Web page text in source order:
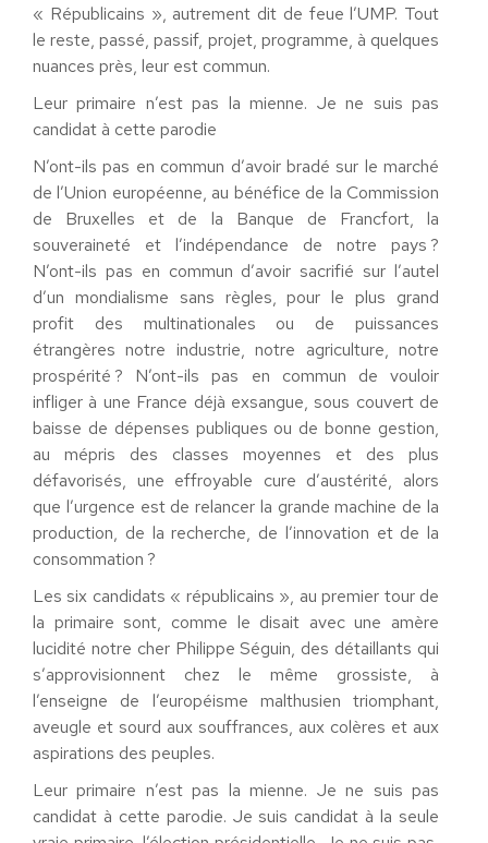
« Républicains », autrement dit de feue l’UMP. Tout
le reste, passé, passif, projet, programme, à quelques
nuances près, leur est commun.
Leur primaire n’est pas la mienne. Je ne suis pas
candidat à cette parodie
N’ont-ils pas en commun d’avoir bradé sur le marché
de l’Union européenne, au bénéfice de la Commission
de Bruxelles et de la Banque de Francfort, la
souveraineté et l’indépendance de notre pays ?
N’ont-ils pas en commun d’avoir sacrifié sur l’autel
d’un mondialisme sans règles, pour le plus grand
profit des multinationales ou de puissances
étrangères notre industrie, notre agriculture, notre
prospérité ? N’ont-ils pas en commun de vouloir
infliger à une France déjà exsangue, sous couvert de
baisse de dépenses publiques ou de bonne gestion,
au mépris des classes moyennes et des plus
défavorisés, une effroyable cure d’austérité, alors
que l’urgence est de relancer la grande machine de la
production, de la recherche, de l’innovation et de la
consommation ?
Les six candidats « républicains », au premier tour de
la primaire sont, comme le disait avec une amère
lucidité notre cher Philippe Séguin, des détaillants qui
s’approvisionnent chez le même grossiste, à
l’enseigne de l’européisme malthusien triomphant,
aveugle et sourd aux souffrances, aux colères et aux
aspirations des peuples.
Leur primaire n’est pas la mienne. Je ne suis pas
candidat à cette parodie. Je suis candidat à la seule